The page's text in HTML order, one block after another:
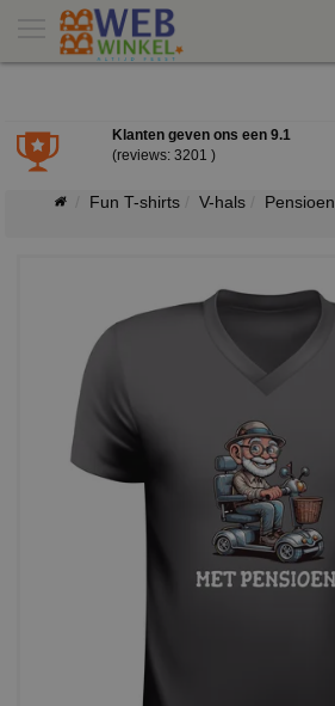
Klanten geven ons een 9.1
(reviews: 3201 )
Fun T-shirts V-hals Pensioen